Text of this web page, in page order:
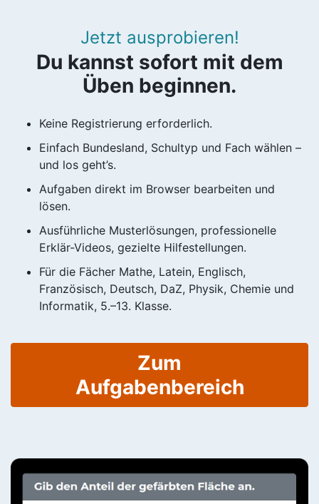
Jetzt ausprobieren!
Du kannst sofort mit dem
Üben beginnen.
Keine Registrierung erforderlich.
Einfach Bundesland, Schultyp und Fach wählen –
und los geht’s.
Aufgaben direkt im Browser bearbeiten und
lösen.
Ausführliche Musterlösungen, professionelle
Erklär-Videos, gezielte Hilfestellungen.
Für die Fächer Mathe, Latein, Englisch,
Französisch, Deutsch, DaZ, Physik, Chemie und
Informatik, 5.–13. Klasse.
Zum
Aufgabenbereich